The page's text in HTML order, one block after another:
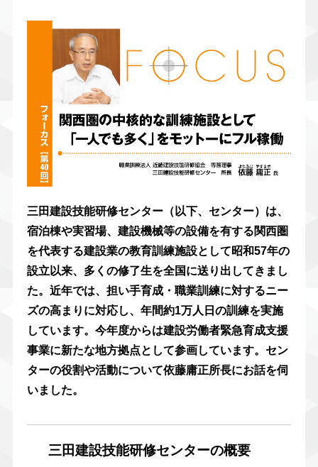
三田建設技能研修センター（以下、センター）は、
宿泊棟や実習場、建設機械等の設備を有する関西圏
を代表する建設業の教育訓練施設として昭和57年の
設立以来、多くの修了生を全国に送り出してきまし
た。近年では、担い手育成・職業訓練に対するニー
ズの高まりに対応し、年間約1万人日の訓練を実施
しています。今年度からは建設労働者緊急育成支援
事業に新たな地方拠点として参画しています。セン
ターの役割や活動について依藤庸正所長にお話を伺
いました。
三田建設技能研修センターの概要